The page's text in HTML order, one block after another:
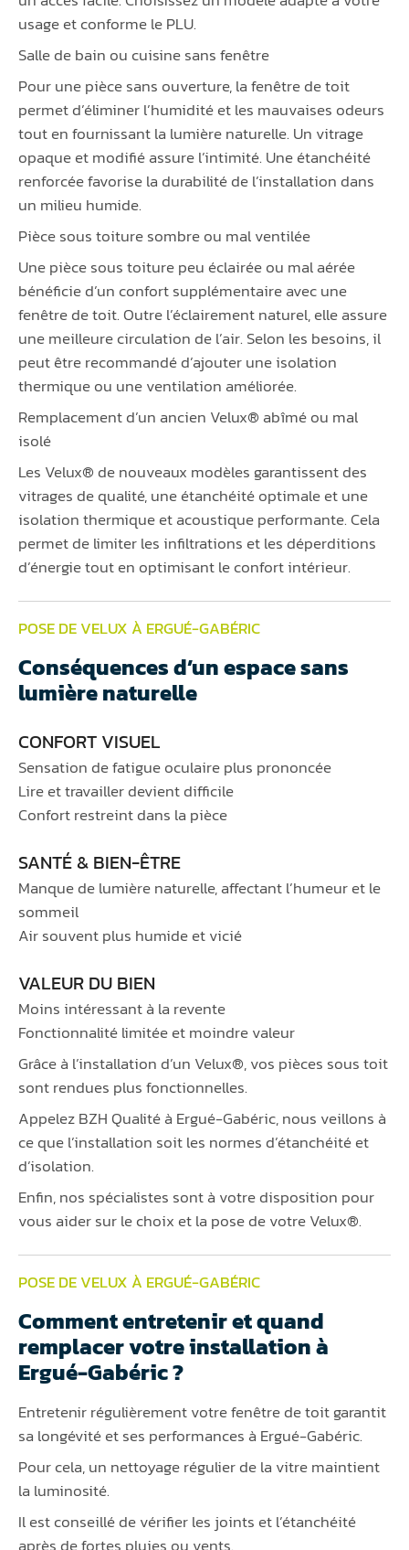
usage et conforme le PLU.
Salle de bain ou cuisine sans fenêtre
Pour une pièce sans ouverture, la fenêtre de toit
permet d’éliminer l’humidité et les mauvaises odeurs
tout en fournissant la lumière naturelle. Un vitrage
opaque et modifié assure l’intimité. Une étanchéité
renforcée favorise la durabilité de l’installation dans
un milieu humide.
Pièce sous toiture sombre ou mal ventilée
Une pièce sous toiture peu éclairée ou mal aérée
bénéficie d’un confort supplémentaire avec une
fenêtre de toit. Outre l’éclairement naturel, elle assure
une meilleure circulation de l’air. Selon les besoins, il
peut être recommandé d’ajouter une isolation
thermique ou une ventilation améliorée.
Remplacement d’un ancien Velux® abîmé ou mal
isolé
Les Velux® de nouveaux modèles garantissent des
vitrages de qualité, une étanchéité optimale et une
isolation thermique et acoustique performante. Cela
permet de limiter les infiltrations et les déperditions
d’énergie tout en optimisant le confort intérieur.
POSE DE VELUX À ERGUÉ-GABÉRIC
Conséquences d’un espace sans
lumière naturelle
CONFORT VISUEL
Sensation de fatigue oculaire plus prononcée
Lire et travailler devient difficile
Confort restreint dans la pièce
SANTÉ & BIEN-ÊTRE
Manque de lumière naturelle, affectant l’humeur et le
sommeil
Air souvent plus humide et vicié
VALEUR DU BIEN
Moins intéressant à la revente
Fonctionnalité limitée et moindre valeur
Grâce à l’installation d’un Velux®, vos pièces sous toit
sont rendues plus fonctionnelles.
Appelez BZH Qualité à Ergué-Gabéric, nous veillons à
ce que l’installation soit les normes d’étanchéité et
d’isolation.
Enfin, nos spécialistes sont à votre disposition pour
vous aider sur le choix et la pose de votre Velux®.
POSE DE VELUX À ERGUÉ-GABÉRIC
Comment entretenir et quand
remplacer votre installation à
Ergué-Gabéric ?
Entretenir régulièrement votre fenêtre de toit garantit
sa longévité et ses performances à Ergué-Gabéric.
Pour cela, un nettoyage régulier de la vitre maintient
la luminosité.
Il est conseillé de vérifier les joints et l’étanchéité
après de fortes pluies ou vents.